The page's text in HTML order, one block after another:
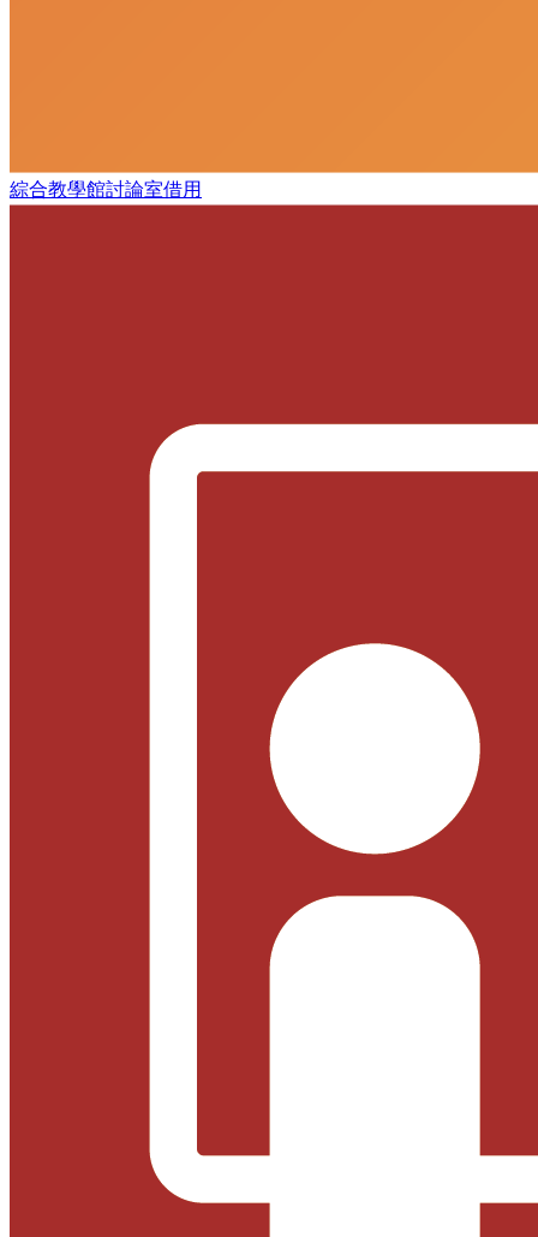
綜合教學館討論室借用